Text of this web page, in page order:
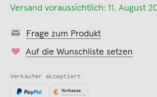
Versand voraussichtlich: 11. August
Frage zum Produkt
Auf die Wunschliste setzen
Verkäufer akzeptiert: